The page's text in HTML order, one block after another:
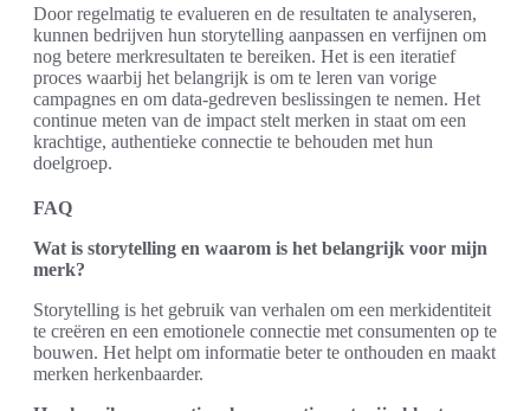
Door regelmatig te evalueren en de resultaten te analyseren,
kunnen bedrijven hun storytelling aanpassen en verfijnen om
nog betere merkresultaten te bereiken. Het is een iteratief
proces waarbij het belangrijk is om te leren van vorige
campagnes en om data-gedreven beslissingen te nemen. Het
continue meten van de impact stelt merken in staat om een
krachtige, authentieke connectie te behouden met hun
doelgroep.
FAQ
Wat is storytelling en waarom is het belangrijk voor mijn
merk?
Storytelling is het gebruik van verhalen om een merkidentiteit
te creëren en een emotionele connectie met consumenten op te
bouwen. Het helpt om informatie beter te onthouden en maakt
merken herkenbaarder.